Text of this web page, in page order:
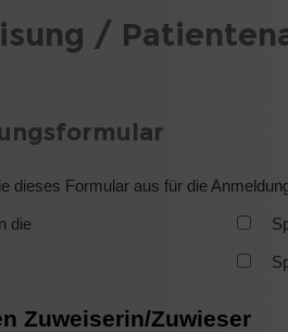
/
dieses Formular aus für die
die
Zuweiserin/Zuwieser